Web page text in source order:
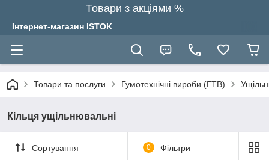
Товари з акціями %
Інтернет-магазин ISTOK
Товари та послуги Гумотехнічні вироби (ГТВ)
Кільця ущільнювальні
Сортування 0 Фільтри